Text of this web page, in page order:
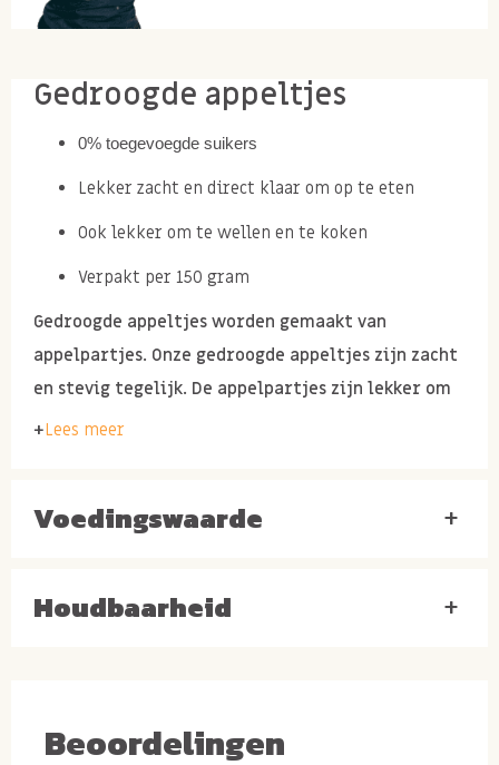
Gedroogde appeltjes
0% toegevoegde suikers
Lekker zacht en direct klaar om op te eten
Ook lekker om te wellen en te koken
Verpakt per 150 gram
Gedroogde appeltjes worden gemaakt van
appelpartjes. Onze gedroogde appeltjes zijn zacht
en stevig tegelijk. De appelpartjes zijn lekker om
zo als tussendoortje te eten of om even te wellen
Gezonde kenmerken
1. Appels bevatten pectine
Lees meer
Voedingswaarde +
Houdbaarheid +
Beoordelingen